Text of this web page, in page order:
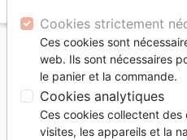
Accueil Livres
Créés pour rêver -
Dieu pour notre vie
Créés pour rêver
Cookies strictement
Ces cookies sont
web. Ils sont nécessaires
le panier et la commande.
Cookies analytiques
Ces cookies collectent des
visites, les appareils et la